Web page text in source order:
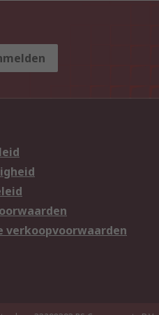
verkoopvoorwaarden